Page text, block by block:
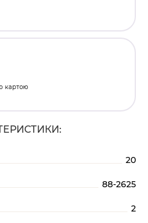
картою
20
88-2625
2